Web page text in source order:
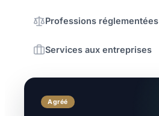
Professions réglementées
Services aux entreprises
Agréé